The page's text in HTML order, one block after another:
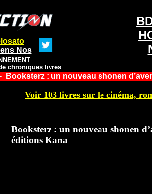
Nos
chroniques livres
Booksterz : un nouveau shonen
Voir 103 livres sur le cinéma,
Booksterz : un nouveau shonen
éditions Kana